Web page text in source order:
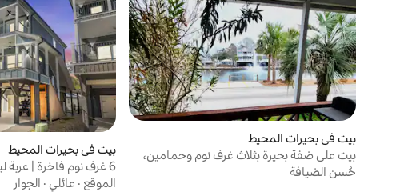
بيت في بحيرات المحيط
بيت على ضفة بحيرة بثلاث غرف نوم وحمامين،
حُسن الضيافة
بيت في بحيرات المحيط
صفوف | تتسع لـ 15 شخصًا
الموقع · عائلي · الجوار